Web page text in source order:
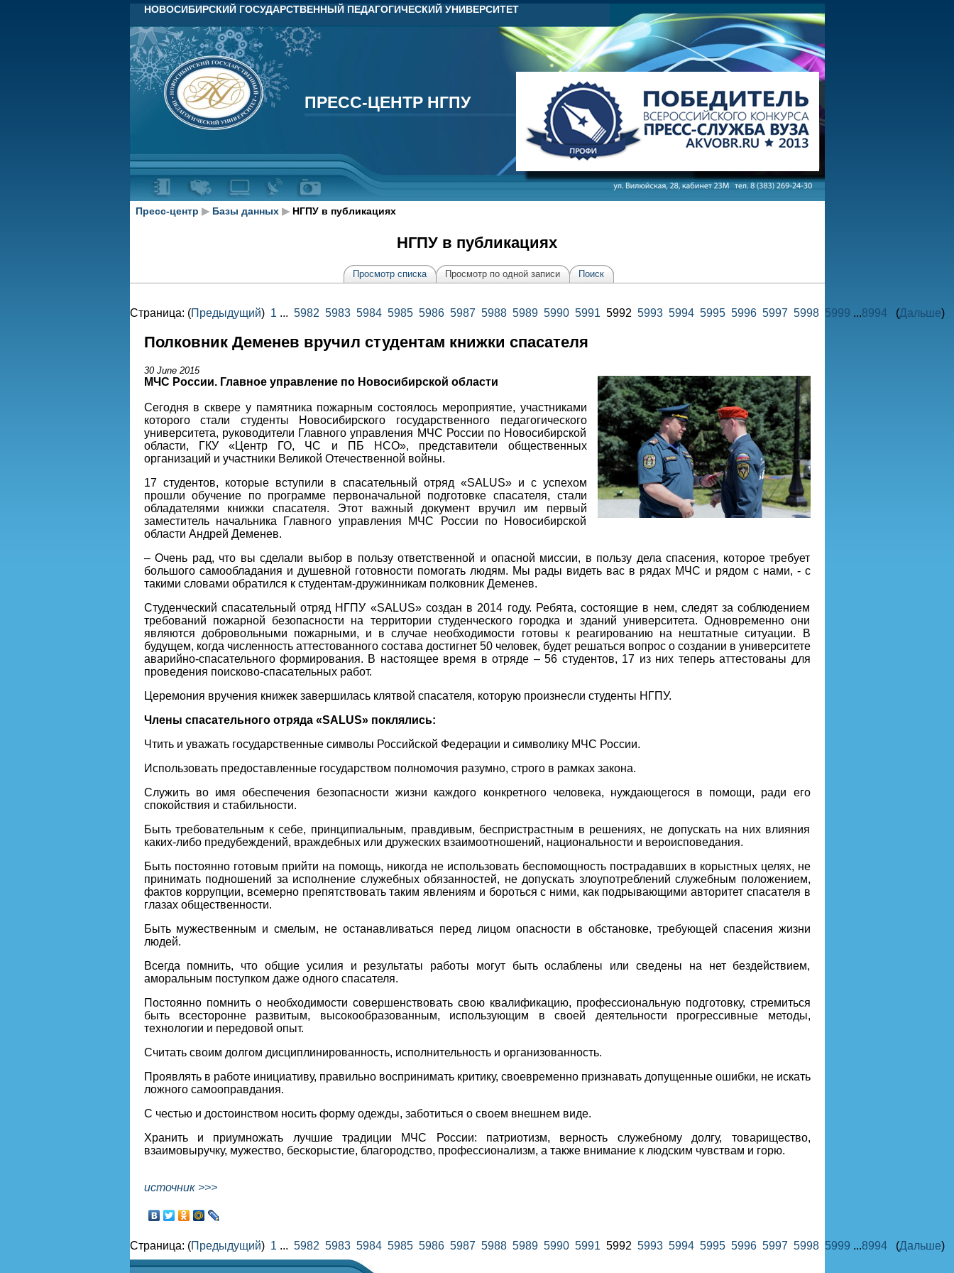
НОВОСИБИРСКИЙ ГОСУДАРСТВЕННЫЙ ПЕДАГОГИЧЕСКИЙ УНИВЕРСИТЕТ
ПРЕСС-ЦЕНТР НГПУ
ПРЕСС-ЦЕНТР НГПУ
Пресс-центр ▶ Базы данных ▶НГПУ в публикациях
НГПУ в публикациях
Просмотр списка Просмотр по одной записи Поиск
Страница: (Предыдущий) 1... 5982 5983 5984 5985 5986 5987 5988 5989 5990 59915992 5993 5994 5995 5996 5997 5998 5999 ...8994 (Дальше)
Полковник Деменев вручил студентам книжки спасателя
30 June 2015
МЧС России. Главное управление по Новосибирской области
Сегодня в сквере у памятника пожарным состоялось мероприятие, участниками
которого стали студенты Новосибирского государственного педагогического
университета, руководители Главного управления МЧС России по Новосибирской
области, ГКУ «Центр ГО, ЧС и ПБ НСО», представители общественных
организаций и участники Великой Отечественной войны.
17 студентов, которые вступили в спасательный отряд «SALUS» и с успехом
прошли обучение по программе первоначальной подготовке спасателя, стали
обладателями книжки спасателя. Этот важный документ вручил им первый
заместитель начальника Главного управления МЧС России по Новосибирской
области Андрей Деменев.
– Очень рад, что вы сделали выбор в пользу ответственной и опасной миссии, в пользу дела спасения, которое требует
большого самообладания и душевной готовности помогать людям. Мы рады видеть вас в рядах МЧС и рядом с нами, - с
такими словами обратился к студентам-дружинникам полковник Деменев.
Студенческий спасательный отряд НГПУ «SALUS» создан в 2014 году. Ребята, состоящие в нем, следят за соблюдением
требований пожарной безопасности на территории студенческого городка и зданий университета. Одновременно они
являются добровольными пожарными, и в случае необходимости готовы к реагированию на нештатные ситуации. В
будущем, когда численность аттестованного состава достигнет 50 человек, будет решаться вопрос о создании в университете
аварийно-спасательного формирования. В настоящее время в отряде – 56 студентов, 17 из них теперь аттестованы для
проведения поисково-спасательных работ.
Церемония вручения книжек завершилась клятвой спасателя, которую произнесли студенты НГПУ.
Члены спасательного отряда «SALUS» поклялись:
Чтить и уважать государственные символы Российской Федерации и символику МЧС России.
Использовать предоставленные государством полномочия разумно, строго в рамках закона.
Служить во имя обеспечения безопасности жизни каждого конкретного человека, нуждающегося в помощи, ради его
спокойствия и стабильности.
Быть требовательным к себе, принципиальным, правдивым, беспристрастным в решениях, не допускать на них влияния
каких-либо предубеждений, враждебных или дружеских взаимоотношений, национальности и вероисповедания.
Быть постоянно готовым прийти на помощь, никогда не использовать беспомощность пострадавших в корыстных целях, не
принимать подношений за исполнение служебных обязанностей, не допускать злоупотреблений служебным положением,
фактов коррупции, всемерно препятствовать таким явлениям и бороться с ними, как подрывающими авторитет спасателя в
глазах общественности.
Быть мужественным и смелым, не останавливаться перед лицом опасности в обстановке, требующей спасения жизни
людей.
Всегда помнить, что общие усилия и результаты работы могут быть ослаблены или сведены на нет бездействием,
аморальным поступком даже одного спасателя.
Постоянно помнить о необходимости совершенствовать свою квалификацию, профессиональную подготовку, стремиться
быть всесторонне развитым, высокообразованным, использующим в своей деятельности прогрессивные методы,
технологии и передовой опыт.
Считать своим долгом дисциплинированность, исполнительность и организованность.
Проявлять в работе инициативу, правильно воспринимать критику, своевременно признавать допущенные ошибки, не искать
ложного самооправдания.
С честью и достоинством носить форму одежды, заботиться о своем внешнем виде.
Хранить и приумножать лучшие традиции МЧС России: патриотизм, верность служебному долгу, товарищество,
взаимовыручку, мужество, бескорыстие, благородство, профессионализм, а также внимание к людским чувствам и горю.
источник >>>
Страница: (Предыдущий) 1 ... 5982 5983 5984 5985 5986 5987 5988 5989 5990 5991 5992 5993 5994 5995 5996 5997 5998 5999 ...8994(Дальше)